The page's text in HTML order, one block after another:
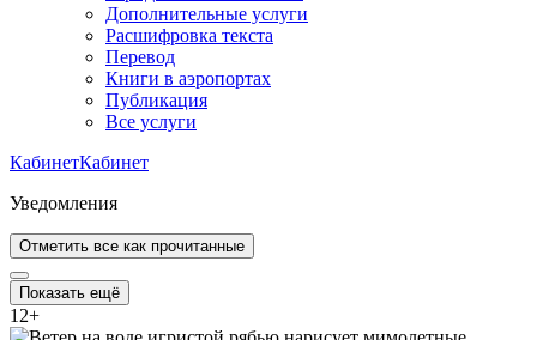
Дополнительные услуги
Расшифровка текста
Перевод
Книги в аэропортах
Публикация
Все услуги
КабинетКабинет
Уведомления
Отметить все как прочитанные
Показать ещё
12+